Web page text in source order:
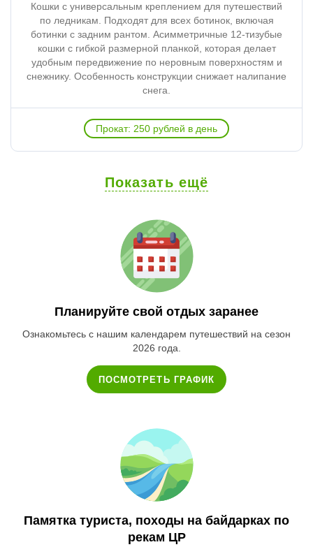
Кошки с универсальным креплением для путешествий
по ледникам. Подходят для всех ботинок, включая
ботинки с задним рантом. Асимметричные 12-тизубые
кошки с гибкой размерной планкой, которая делает
удобным передвижение по неровным поверхностям и
снежнику. Особенность конструкции снижает налипание
снега.
Прокат: 250 рублей в день
Показать ещё
Планируйте свой отдых заранее
Ознакомьтесь с нашим календарем путешествий на сезон
2026 года.
ПОСМОТРЕТЬ ГРАФИК
Памятка туриста, походы на байдарках по
рекам ЦР